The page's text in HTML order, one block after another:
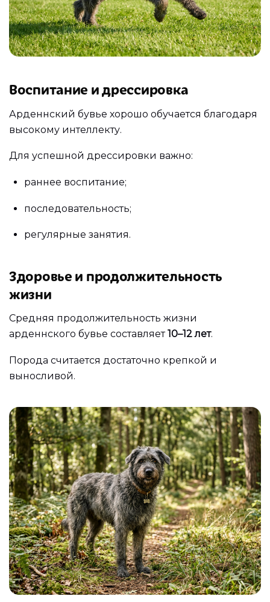
Воспитание и дрессировка
Арденнский бувье хорошо обучается благодаря
высокому интеллекту.
Для успешной дрессировки важно:
раннее воспитание;
последовательность;
регулярные занятия.
Здоровье и продолжительность
жизни
Средняя продолжительность жизни
арденнского бувье составляет10–12 лет.
Порода считается достаточно крепкой и
выносливой.